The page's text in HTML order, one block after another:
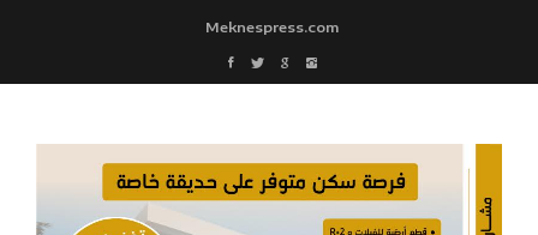
Meknespress.com